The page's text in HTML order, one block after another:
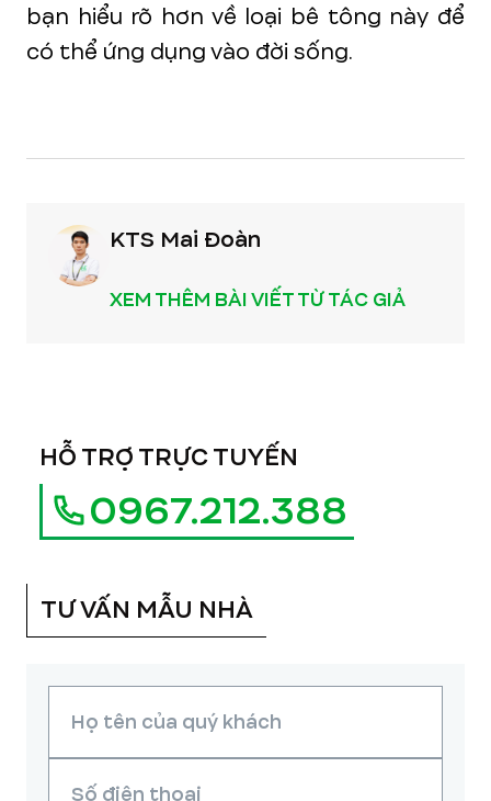
bạn hiểu rõ hơn về loại bê tông này để
có thể ứng dụng vào đời sống.
KTS Mai Đoàn
XEM THÊM BÀI VIẾT TỪ TÁC GIẢ
HỖ TRỢ TRỰC TUYẾN
0967.212.388
TƯ VẤN MẪU NHÀ